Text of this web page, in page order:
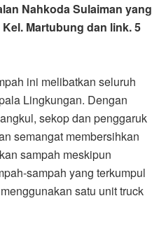
Nahkoda Sulaiman yang
Martubung dan link. 5
ini melibatkan seluruh
Lingkungan. Dengan
sekop dan penggaruk
semangat membersihkan
sampah meskipun
sampah yang terkumpul
satu unit truck